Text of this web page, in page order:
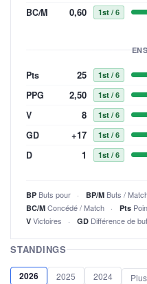
BC/M 0,60 1st / 6
Pts 25 1st / 6
PPG 2,50 1st / 6
V 8 1st / 6
GD +17 1st / 6
D 1 1st / 6
BP Buts pour BP/M Buts /
BC/M Concédé / Match Pts
V Victoires GD Différence de
STANDINGS
2026 2025 2024 Plus